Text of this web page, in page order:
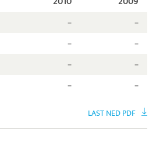
–
–
–
–
–
–
– –
LAST NED PDF